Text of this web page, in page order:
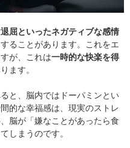
屈といったネガティブな感情
ることがあります。これをエ
が、これは一時的な快楽を得
ます。
と、脳内ではドーパミンとい
的な幸福感は、現実のストレ
脳が「嫌なことがあったら食
しまうのです。